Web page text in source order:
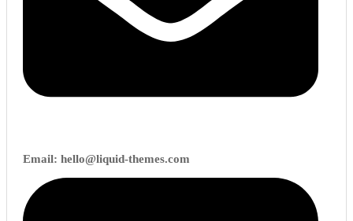
Email: hello@liquid-themes.com